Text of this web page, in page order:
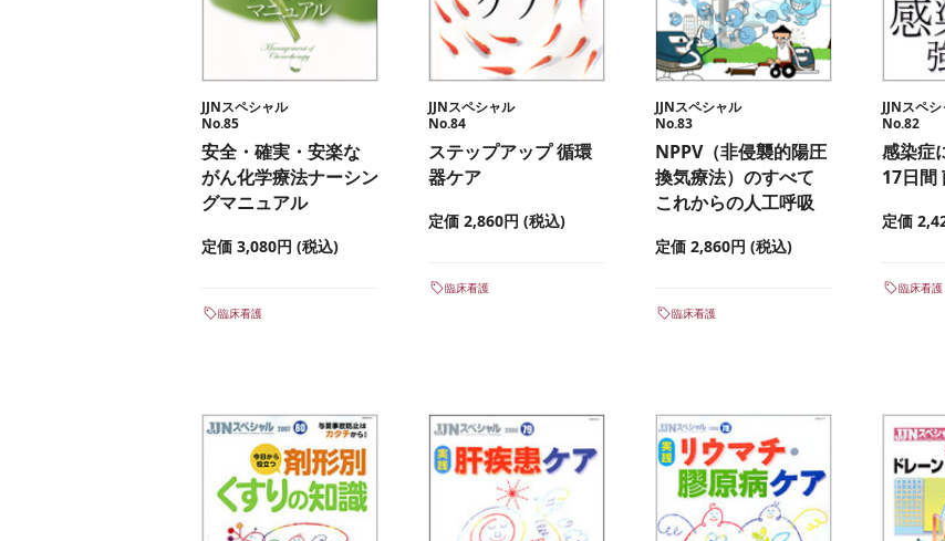
JJNスペシャル
No.85
安全・確実・安楽な
がん化学療法ナーシン
グマニュアル
定価 3,080円 (税込)
臨床看護
JJNスペシャル
No.84
ステップアップ 循環
器ケア
定価 2,860円 (税込)
臨床看護
JJNスペシャル
No.83
NPPV（非侵襲的陽圧
換気療法）のすべて
これからの人工呼吸
定価 2,860円 (税込)
臨床看護
JJNスペ
No.82
感染症
17日間
定価
臨床看護